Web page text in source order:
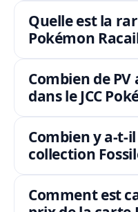
Quelle est la
Pokémon
Combien de
dans le JCC
Combien y a-t-
collection
Comment est